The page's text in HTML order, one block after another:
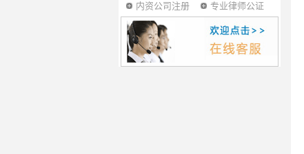
内资公司注册
专业律师公证